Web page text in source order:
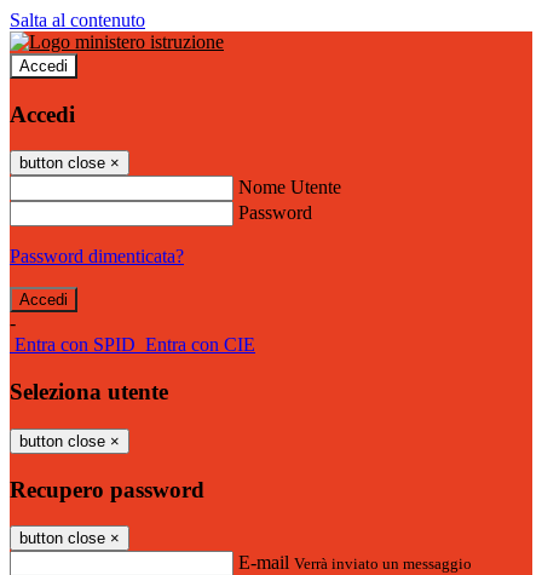
Salta al contenuto
Accedi
Accedi
button close ×
Nome Utente
Password
Password dimenticata?
-
Entra con SPID Entra con CIE
Seleziona utente
button close ×
Recupero password
button close ×
E-mail Verrà inviato un messaggio